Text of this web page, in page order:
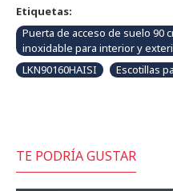
Etiquetas:
Puerta de acceso de suelo 90
inoxidable para interior y
LKN90160HAISI
Escotillas
TE PODRÍA GUSTAR